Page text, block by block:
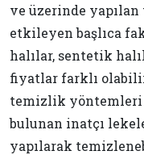
ve üzerinde
etkileyen başlıca
halılar, sentetik
fiyatlar farklı
temizlik yöntemleri
bulunan inatçı
yapılarak